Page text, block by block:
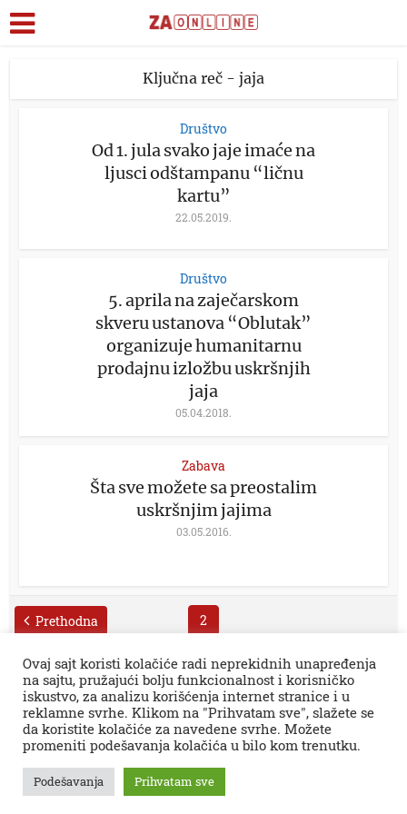
Ključna reč - jaja
Društvo
Od 1. jula svako jaje imaće na
ljusci odštampanu “ličnu
kartu”
22.05.2019.
Društvo
5. aprila na zaječarskom
skveru ustanova “Oblutak”
organizuje humanitarnu
prodajnu izložbu uskršnjih
jaja
05.04.2018.
Zabava
Šta sve možete sa preostalim
uskršnjim jajima
03.05.2016.
Prethodna 2
Sva prava zadržana © 2026. Zaječar Online
impresum PR tekstovi kontakt kolumne
Zaječarske VESTI
Ovaj sajt koristi kolačiće radi neprekidnih unapređenja
na sajtu, pružajući bolju funkcionalnost i korisničko
iskustvo, za analizu korišćenja internet stranice i u
reklamne svrhe. Klikom na "Prihvatam sve", slažete se
da koristite kolačiće za navedene svrhe. Možete
promeniti podešavanja kolačića u bilo kom trenutku.
Podešavanja Prihvatam sve